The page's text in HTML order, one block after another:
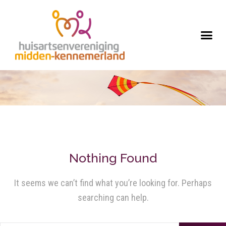
Nothing Found
It seems we can’t find what you’re looking for. Perhaps
searching can help.